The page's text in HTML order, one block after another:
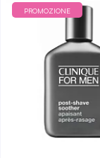
PROMOZIONE